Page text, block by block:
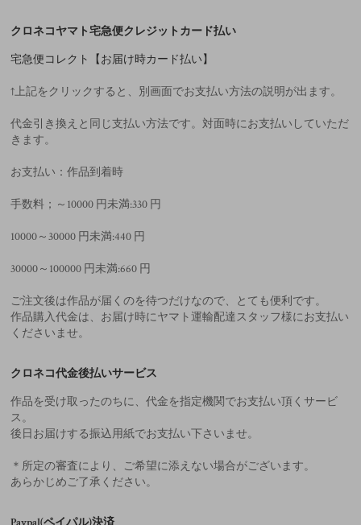
クロネコヤマト宅急便クレジットカード払い
宅急便コレクト【お届け時カード払い】
↑上記をクリックすると、別画面でお支払い方法の説明が出ます。
代金引き換えと同じ支払い方法です。対面時にお支払いしていただ
きます。
お支払い：作品到着時
手数料；～10000 円未満:330 円
10000～30000 円未満:440 円
30000～100000 円未満:660 円
ご注文後は作品が届くのを待つだけなので、とても便利です。
作品購入代金は、お届け時にヤマト運輸配達スタッフ様にお支払い
くださいませ。
クロネコ代金後払いサービス
作品を受け取ったのちに、代金を指定機関でお支払い頂くサービ
ス。
後日お届けする振込用紙でお支払い下さいませ。
＊所定の審査により、ご希望に添えない場合がございます。
あらかじめご了承ください。